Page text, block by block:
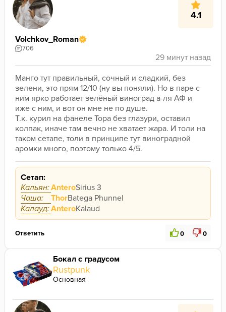
4.1
Volchkov_Roman
706
Манго тут правильный, сочный и сладкий, без
зелени, это прям 12/10 (ну вы поняли). Но в паре с
ним ярко работает зелёный виноград а-ля АФ и
иже с ним, и вот он мне не по душе.
Т.к. курил на фанеле Тора без глазури, оставил
колпак, иначе там вечно не хватает жара. И толи на
таком сетапе, толи в принципе тут виноградной
аромки много, поэтому только 4/5.
Сетап:
Кальян:AnteroSirius 3
Чаша:
ThorBatega Phunnel
Калауд:AnteroKalaud
Ответить 0 0
Бокал с градусом
Rustpunk
Основная